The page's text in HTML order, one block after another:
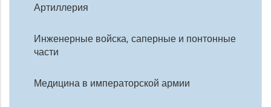
Артиллерия
Инженерные войска, саперные и понтонные
части
Медицина в императорской армии